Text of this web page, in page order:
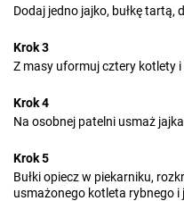
Dodaj jedno jajko, bułkę
Krok 3
Z masy uformuj cztery kotlety
Krok 4
Na osobnej patelni usmaż
Krok 5
Bułki opiecz w piekarniku,
usmażonego kotleta rybnego i